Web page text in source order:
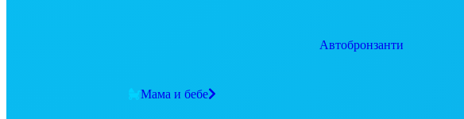
Автобронзанти
Мама и бебе